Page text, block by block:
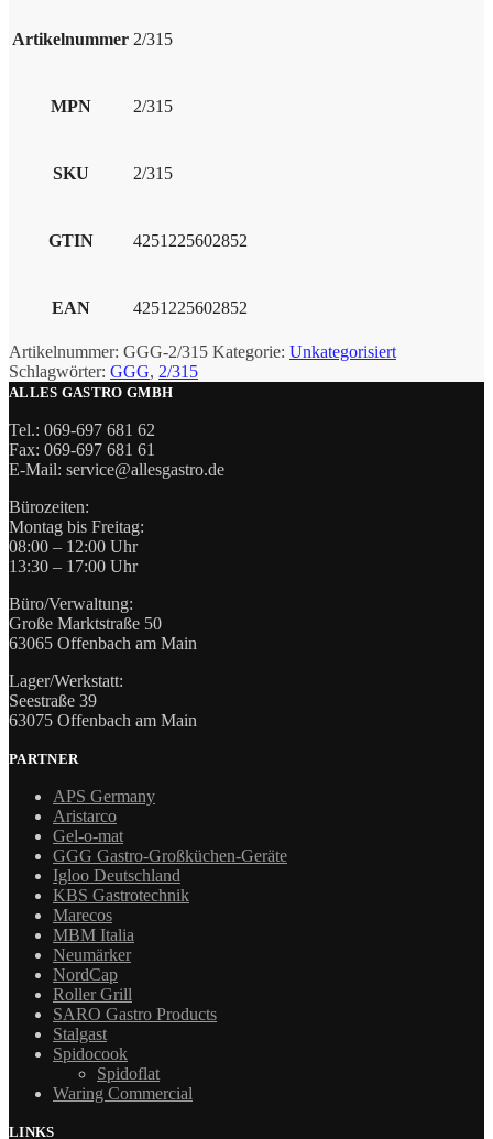
Artikelnummer 2/315
MPN 2/315
SKU 2/315
GTIN 4251225602852
EAN 4251225602852
Artikelnummer: GGG-2/315 Kategorie: Unkategorisiert
Schlagwörter: GGG, 2/315
ALLES GASTRO GMBH
Tel.: 069-697 681 62
Fax: 069-697 681 61
E-Mail: service@allesgastro.de
Bürozeiten:
Montag bis Freitag:
08:00 – 12:00 Uhr
13:30 – 17:00 Uhr
Büro/Verwaltung:
Große Marktstraße 50
63065 Offenbach am Main
Lager/Werkstatt:
Seestraße 39
63075 Offenbach am Main
PARTNER
APS Germany
Aristarco
Gel-o-mat
GGG Gastro-Großküchen-Geräte
Igloo Deutschland
KBS Gastrotechnik
Marecos
MBM Italia
Neumärker
NordCap
Roller Grill
SARO Gastro Products
Stalgast
Spidocook
Spidoflat
Waring Commercial
LINKS